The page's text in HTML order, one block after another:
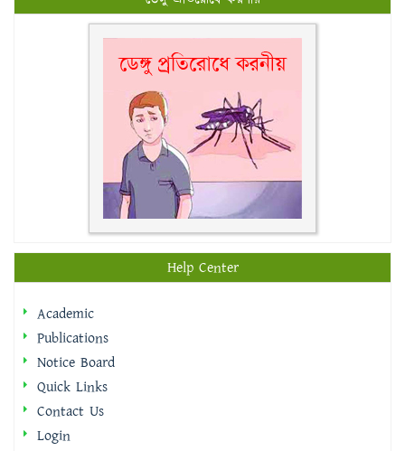
Help Center
Academic
Publications
Notice Board
Quick Links
Contact Us
Login